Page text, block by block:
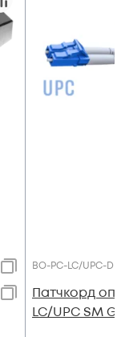
BO-PC-LC/UPC-
Патчкорд
LC/UPC SM